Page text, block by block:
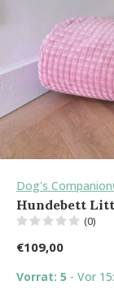
Dog's
Hundebett
(0)
€109,00
Vorrat: 5 - Vor